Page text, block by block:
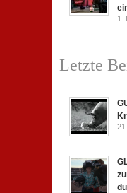
1.
Letzte